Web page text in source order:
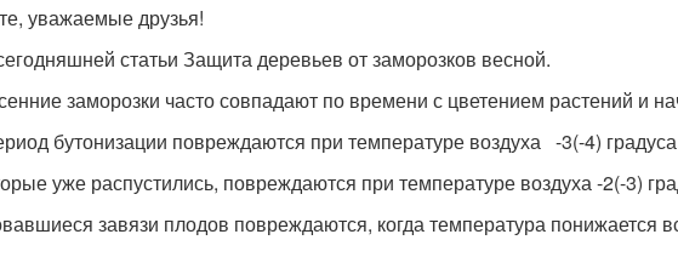
уважаемые друзья!
статьи Защита деревьев от заморозков весной.
заморозки часто совпадают по времени с цветением растений и
бутонизации повреждаются при температуре воздуха -3(-4)
уже распустились, повреждаются при температуре воздуха -2(-3)
завязи плодов повреждаются, когда температура понижается